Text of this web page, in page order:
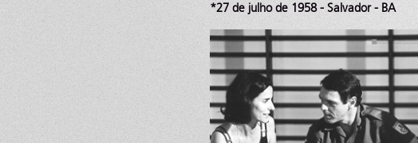
*27 de julho de 1958 - Salvador - BA